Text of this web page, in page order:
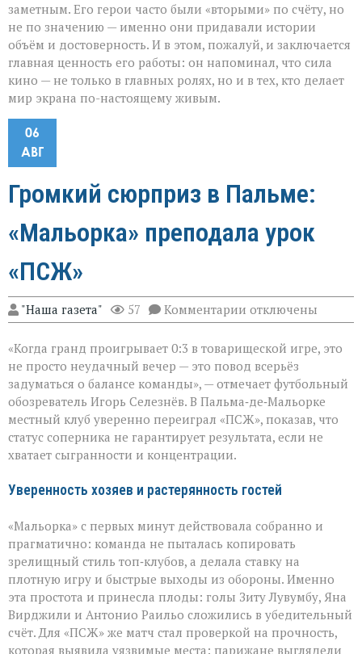
заметным. Его герои часто были «вторыми» по счёту, но
не по значению — именно они придавали истории
объём и достоверность. И в этом, пожалуй, и заключается
главная ценность его работы: он напоминал, что сила
кино — не только в главных ролях, но и в тех, кто делает
мир экрана по-настоящему живым.
06
АВГ
Громкий сюрприз в Пальме:
«Мальорка» преподала урок
«ПСЖ»
"Наша газета" 57 Комментарии к
записи
сюрприз
в
Пальме:
«Мальорка»
преподала
урок
«ПСЖ»
отключены
«Когда гранд проигрывает 0:3 в товарищеской игре, это
не просто неудачный вечер — это повод всерьёз
задуматься о балансе команды», — отмечает футбольный
обозреватель Игорь Селезнёв. В Пальма‑де‑Мальорке
местный клуб уверенно переиграл «ПСЖ», показав, что
статус соперника не гарантирует результата, если не
хватает сыгранности и концентрации.
Уверенность хозяев и растерянность гостей
«Мальорка» с первых минут действовала собранно и
прагматично: команда не пыталась копировать
зрелищный стиль топ‑клубов, а делала ставку на
плотную игру и быстрые выходы из обороны. Именно
эта простота и принесла плоды: голы Зиту Лувумбу, Яна
Вирджили и Антонио Раильо сложились в убедительный
счёт. Для «ПСЖ» же матч стал проверкой на прочность,
которая выявила уязвимые места: парижане выглядели